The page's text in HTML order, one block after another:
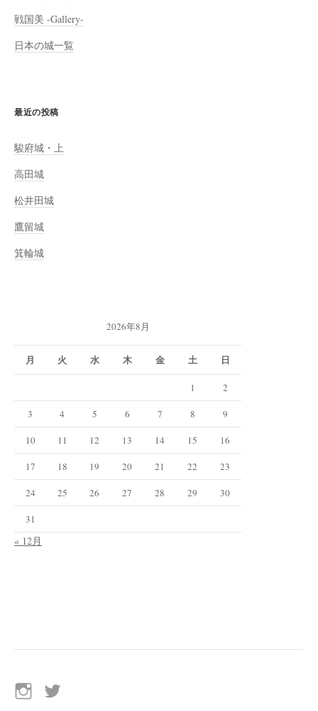
戦国美 -Gallery-
日本の城一覧
最近の投稿
駿府城・上
高田城
松井田城
鷹留城
箕輪城
2026年8月
月 火 水 木 金 土 日
1 2
3 4 5 6 7 8 9
10 11 12 13 14 15 16
17 18 19 20 21 22 23
24 25 26 27 28 29 30
31
« 12月